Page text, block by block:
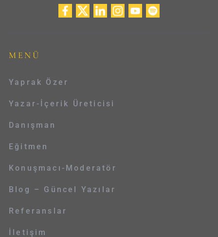
MENÜ
Yaprak Özer
Yazar-İçerik Üreticisi
Danışman
Eğitmen
Konuşmacı-Moderatör
Blog – Güncel Yazılar
Referanslar
İletişim